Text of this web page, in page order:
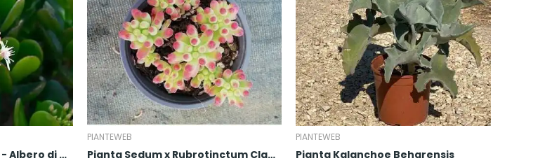
Pianta Crassula Ovata - Albero di Giada
PIANTEWEB
Pianta Sedum x Rubrotinctum Clausen
PIANTEWEB
Pianta Kalanchoe Beharensis